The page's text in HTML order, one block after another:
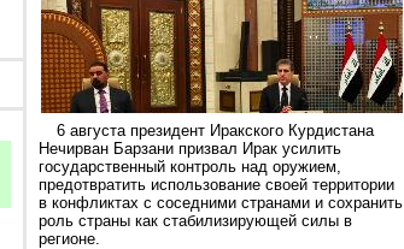
6 августа президент Иракского Курдистана
Нечирван Барзани призвал Ирак усилить
государственный контроль над оружием,
предотвратить использование своей территории
в конфликтах с соседними странами и сохранить
роль страны как стабилизирующей силы в
регионе.